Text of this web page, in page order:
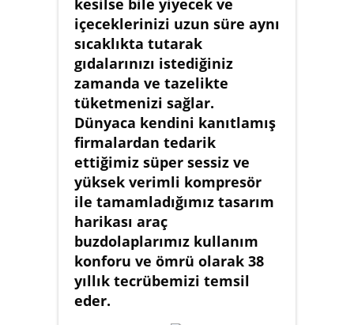
kesilse bile yiyecek ve
içeceklerinizi uzun süre aynı
sıcaklıkta tutarak
gıdalarınızı istediğiniz
zamanda ve tazelikte
tüketmenizi sağlar.
Dünyaca kendini kanıtlamış
firmalardan tedarik
ettiğimiz süper sessiz ve
yüksek verimli kompresör
ile tamamladığımız tasarım
harikası araç
buzdolaplarımız kullanım
konforu ve ömrü olarak 38
yıllık tecrübemizi temsil
eder.